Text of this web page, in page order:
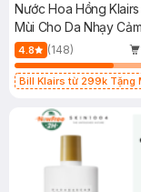
Nước Hoa Hồng
Mùi Cho Da Nhạy
4.8 (148)
Bill Klairs từ 299k Tặng
25ml (SL Có Hạn)